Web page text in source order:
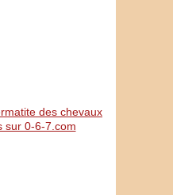
des chevaux
sur 0-6-7.com